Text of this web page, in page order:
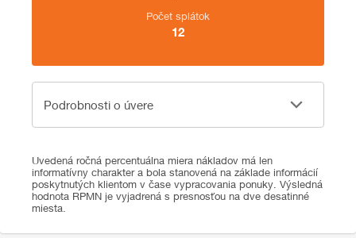
Počet splátok
12
Podrobnosti o úvere
Podrobnosti o úvere
Uvedená ročná percentuálna miera nákladov má len
informatívny charakter a bola stanovená na základe informácií
poskytnutých klientom v čase vypracovania ponuky. Výsledná
hodnota RPMN je vyjadrená s presnosťou na dve desatinné
miesta.